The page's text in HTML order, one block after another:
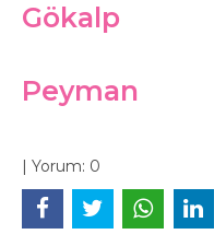
Gökalp
Peyman
| Yorum: 0